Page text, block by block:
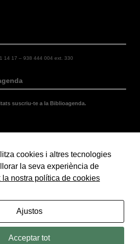
14 17 – 938 444 004 ext. 330
suscriu-te a la Biblioagenda.
cookies i altres tecnologies
la seva experiència de
la nostra política de cookies
Ajustos
Acceptar tot